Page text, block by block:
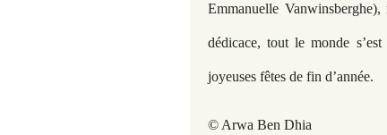
Emmanuelle
dédicace, tout le monde
joyeuses fêtes de fin d’année.
© Arwa Ben Dhia